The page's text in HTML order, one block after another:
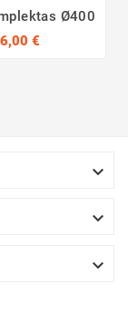
Ø400
€


